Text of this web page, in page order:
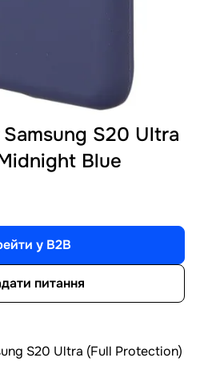
S20 Ultra
Blue
у B2B
питання
S20 Ultra (Full Protection)